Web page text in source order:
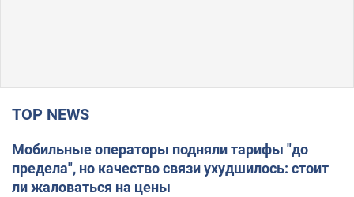
TOP NEWS
Мобильные операторы подняли тарифы "до
предела", но качество связи ухудшилось: стоит
ли жаловаться на цены